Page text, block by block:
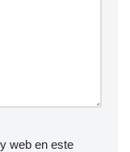
web en este